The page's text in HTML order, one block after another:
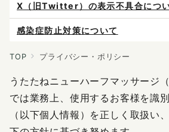
感染症防止対策について
ご予約は各店へ直接お問い合わせく
料金は当日施術前にお支払いくださ
X（旧Twitter）の表示不具合につ
TOP プライバシー・ポリシー
うたたねニューハーフマッサージ
では業務上、使用するお客様を識
（以下個人情報）を正しく取扱い